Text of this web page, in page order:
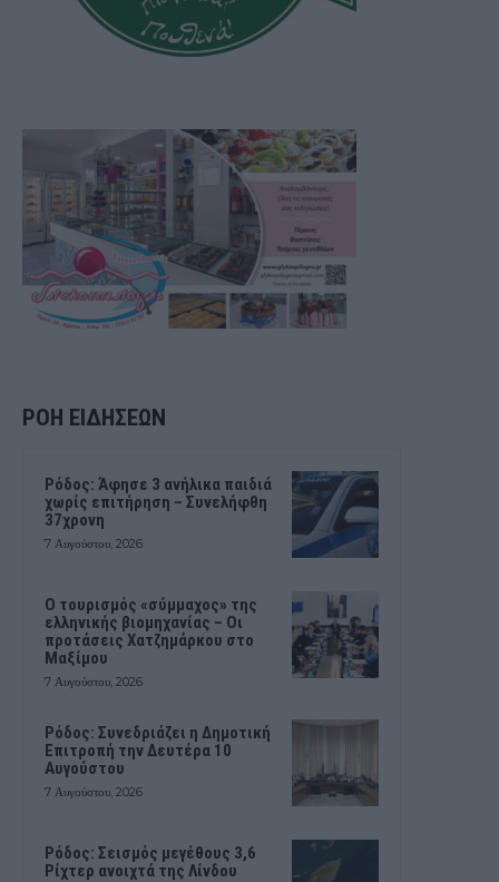
ΡΟΗ ΕΙΔΗΣΕΩΝ
Ρόδος: Άφησε 3 ανήλικα παιδιά
χωρίς επιτήρηση – Συνελήφθη
37χρονη
7 Αυγούστου, 2026
Ο τουρισμός «σύμμαχος» της
ελληνικής βιομηχανίας – Οι
προτάσεις Χατζημάρκου στο
Μαξίμου
7 Αυγούστου, 2026
Ρόδος: Συνεδριάζει η Δημοτική
Επιτροπή την Δευτέρα 10
Αυγούστου
7 Αυγούστου, 2026
Ρόδος: Σεισμός μεγέθους 3,6
Ρίχτερ ανοιχτά της Λίνδου